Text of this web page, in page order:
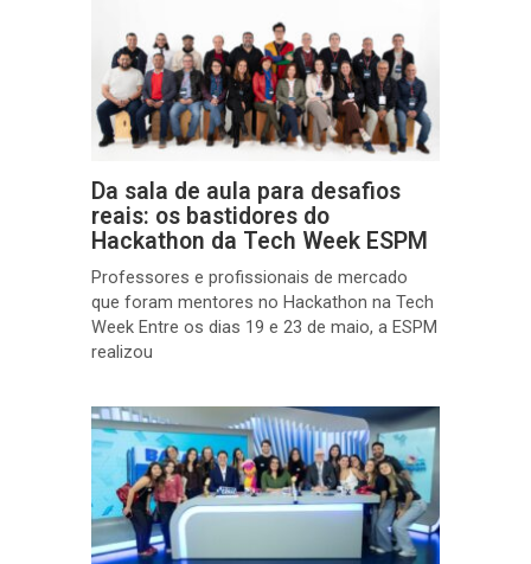
Da sala de aula para desafios
reais: os bastidores do
Hackathon da Tech Week ESPM
Professores e profissionais de mercado
que foram mentores no Hackathon na Tech
Week Entre os dias 19 e 23 de maio, a ESPM
realizou